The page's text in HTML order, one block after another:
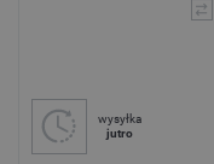
wysyłka
jutro